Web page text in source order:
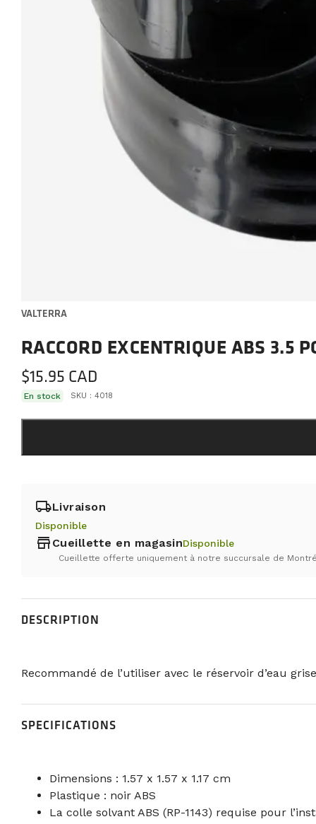
VALTERRA
RACCORD EXCENTRIQUE ABS 3.5
$15.95
En stock SKU : 4018
local_shippingLivraison
Disponible
store Cueillette en magasinDisponible
Cueillette offerte uniquement à notre succursale de
DESCRIPTION
Recommandé de l’utiliser avec le réservoir d’eau
SPECIFICATIONS
Dimensions : 1.57 x 1.57 x 1.17 cm
Plastique : noir ABS
La colle solvant ABS (RP-1143) requise pour